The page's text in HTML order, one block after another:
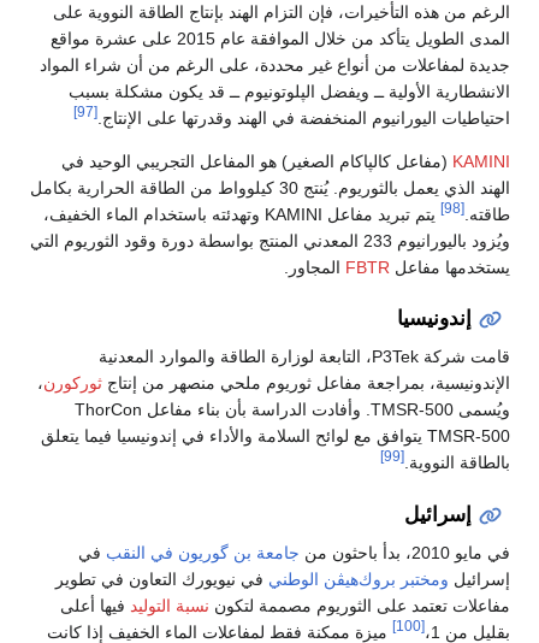
الرغم من هذه التأخيرات، فإن التزام الهند بإنتاج الطاقة النووية على
المدى الطويل يتأكد من خلال الموافقة عام 2015 على عشرة مواقع
جديدة لمفاعلات من أنواع غير محددة، على الرغم من أن شراء المواد
الانشطارية الأولية ــ ويفضل الپلوتونيوم ــ قد يكون مشكلة بسبب
احتياطيات اليورانيوم المنخفضة في الهند وقدرتها على الإنتاج. [97]
KAMINI (مفاعل كالپاكام الصغير) هو المفاعل التجريبي الوحيد في
الهند الذي يعمل بالثوريوم. يُنتج 30 كيلوواط من الطاقة الحرارية بكامل
طاقته. [98]
يتم تبريد مفاعل KAMINI وتهدئته باستخدام الماء الخفيف،
ويُزود باليورانيوم 233 المعدني المنتج بواسطة دورة وقود الثوريوم التي
يستخدمها مفاعل FBTR المجاور.
إندونيسيا
قامت شركة P3Tek، التابعة لوزارة الطاقة والموارد المعدنية
الإندونيسية، بمراجعة مفاعل ثوريوم ملحي منصهر من إنتاج ثوركورن،
ويُسمى TMSR-500. وأفادت الدراسة بأن بناء مفاعل ThorCon
TMSR-500 يتوافق مع لوائح السلامة والأداء في إندونيسيا فيما يتعلق
بالطاقة النووية. [99]
إسرائيل
في مايو 2010، بدأ باحثون من جامعة بن گوريون في النقب في
إسرائيل ومختبر بروك‌هيڤن الوطني في نيويورك التعاون في تطوير
مفاعلات تعتمد على الثوريوم مصممة لتكون نسبة التوليد فيها أعلى
بقليل من 1،
[100]
ميزة ممكنة فقط لمفاعلات الماء الخفيف إذا كانت